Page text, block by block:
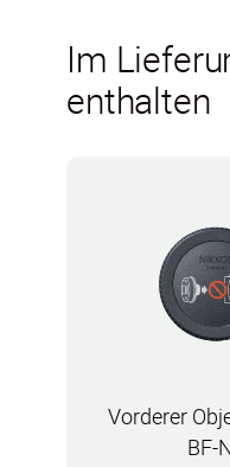
Im
enthalten
Vorderer
BF-